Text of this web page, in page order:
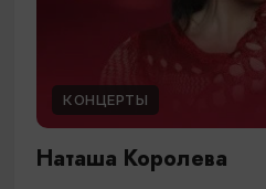
КОНЦЕРТЫ
Наташа Королева